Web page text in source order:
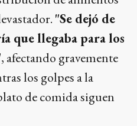
"Se dejó de
que llegaba para los
, afectando gravemente
los golpes a la
de comida siguen